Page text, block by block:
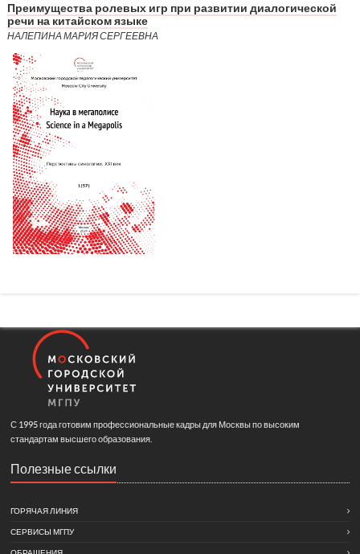
Преимущества ролевых игр при развитии диалогической
речи на китайском языке
НАЛЕПИНА МАРИЯ СЕРГЕЕВНА
С 1995 года готовим профессиональные кадры для Москвы по высоким
стандартам высшего образования.
Полезные ссылки
ГОРЯЧАЯ ЛИНИЯ
СЕРВИСЫ МГПУ